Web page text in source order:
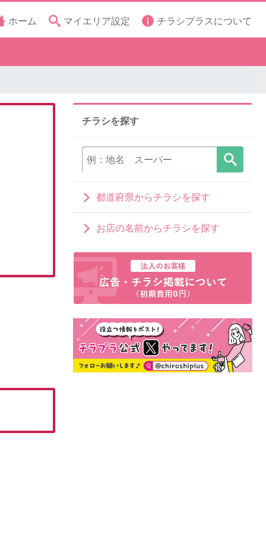
ホーム マイエリア設定 チラシプラスについて
チラシを探す
都道府県からチラシを探す
お店の名前からチラシを探す